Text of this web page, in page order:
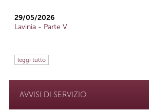
29/05/2026
Lavinia - Parte V
leggi tutto
AVVISI DI SERVIZIO